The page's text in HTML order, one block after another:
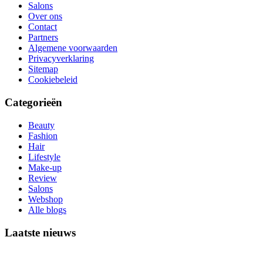
Salons
Over ons
Contact
Partners
Algemene voorwaarden
Privacyverklaring
Sitemap
Cookiebeleid
Categorieën
Beauty
Fashion
Hair
Lifestyle
Make-up
Review
Salons
Webshop
Alle blogs
Laatste nieuws